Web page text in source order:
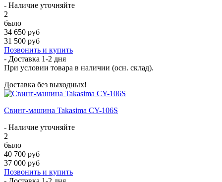
- Наличие уточняйте
2
было
34 650 руб
31 500 руб
Позвонить и купить
- Доставка 1-2 дня
При условии товара в наличии (осн. склад).
Доставка без выходных!
Свинг-машина Takasima CY-106S
- Наличие уточняйте
2
было
40 700 руб
37 000 руб
Позвонить и купить